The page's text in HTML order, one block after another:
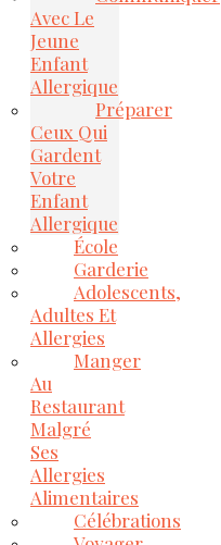
Avec Le
Jeune
Enfant
Allergique
Préparer
Ceux Qui
Gardent
Votre
Enfant
Allergique
École
Garderie
Adolescents,
Adultes Et
Allergies
Manger
Au
Restaurant
Malgré
Ses
Allergies
Alimentaires
Célébrations